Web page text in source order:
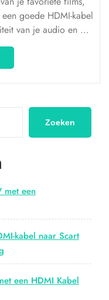
goede HDMI-kabel
van je audio en …
Zoeken
met een
kabel naar Scart
een HDMI Kabel